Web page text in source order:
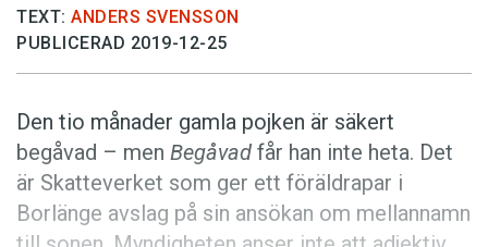
Krönikor
Språkfrågor
Bokrecensioner
Kviss
Podden
TEXT: ANDERS SVENSSON
PUBLICERAD 2019-12-25
Den tio månader gamla pojken är säkert
begåvad – men Begåvad får han inte heta. Det
är Skatteverket som ger ett föräldrapar i
Borlänge avslag på sin ansökan om mellannamn